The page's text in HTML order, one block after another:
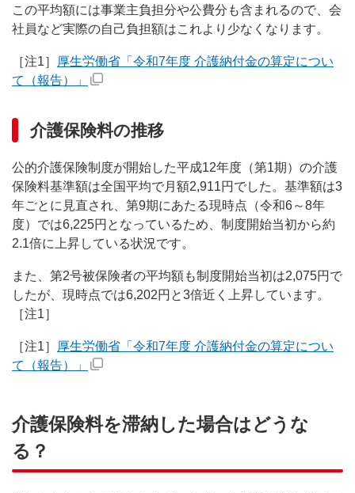
この平均額には事業主負担分や公費分も含まれるので、会
社員など実際の自己負担額はこれより少なくなります。
［注1］
厚生労働省「令和7年度 介護納付金の算定につい
て（報告）」
介護保険料の推移
公的介護保険制度が開始した平成12年度（第1期）の介護
保険料基準額は全国平均で月額2,911円でした。基準額は3
年ごとに見直され、第9期にあたる現時点（令和6～8年
度）では6,225円となっているため、制度開始当初から約
2.1倍に上昇している状況です。
また、第2号被保険者の平均額も制度開始当初は2,075円で
したが、現時点では6,202円と3倍近く上昇しています。
［注1］
［注1］
厚生労働省「令和7年度 介護納付金の算定につい
て（報告）」
介護保険料を滞納した場合はどうな
る？